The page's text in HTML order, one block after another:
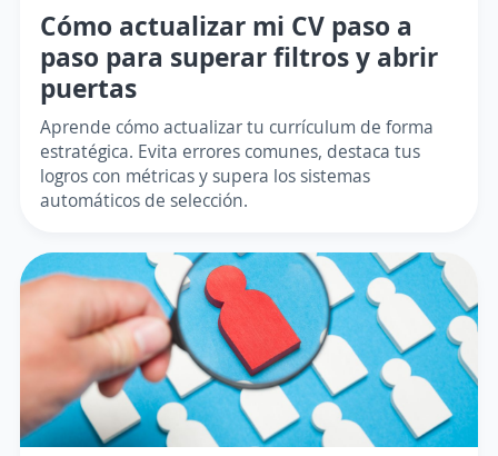
Cómo actualizar mi CV paso a
paso para superar filtros y abrir
puertas
Aprende cómo actualizar tu currículum de forma
estratégica. Evita errores comunes, destaca tus
logros con métricas y supera los sistemas
automáticos de selección.